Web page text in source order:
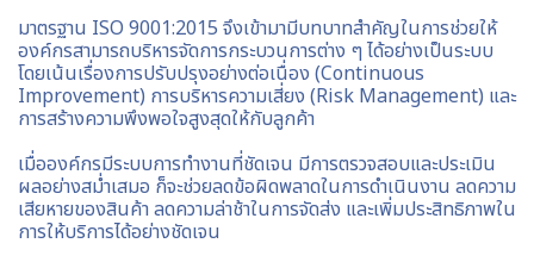
มาตรฐาน ISO 9001:2015 จึงเข้ามามีบทบาทสำคัญในการช่วยให้
องค์กรสามารถบริหารจัดการกระบวนการต่าง ๆ ได้อย่างเป็นระบบ
โดยเน้นเรื่องการปรับปรุงอย่างต่อเนื่อง (Continuous
Improvement) การบริหารความเสี่ยง (Risk Management) และ
การสร้างความพึงพอใจสูงสุดให้กับลูกค้า
เมื่อองค์กรมีระบบการทำงานที่ชัดเจน มีการตรวจสอบและประเมิน
ผลอย่างสม่ำเสมอ ก็จะช่วยลดข้อผิดพลาดในการดำเนินงาน ลดความ
เสียหายของสินค้า ลดความล่าช้าในการจัดส่ง และเพิ่มประสิทธิภาพใน
การให้บริการได้อย่างชัดเจน